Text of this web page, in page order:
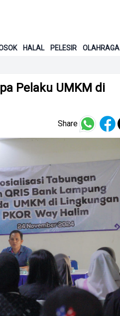
HALAL PELESIR OLAHRAGA
Pelaku UMKM di
Share